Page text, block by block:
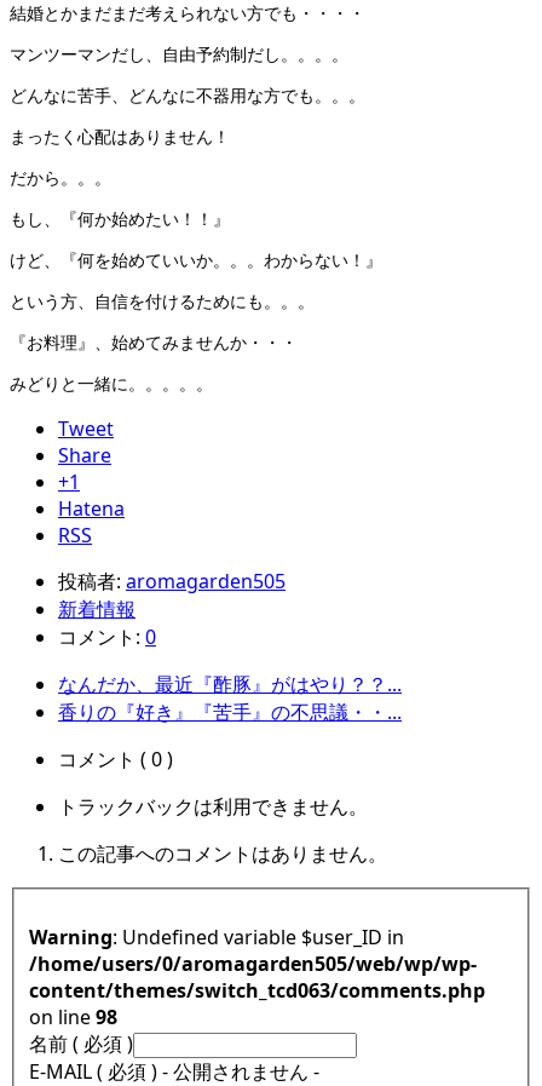
結婚とかまだまだ考えられない方でも・・・・
マンツーマンだし、自由予約制だし。。。。
どんなに苦手、どんなに不器用な方でも。。。
まったく心配はありません！
だから。。。
もし、『何か始めたい！！』
けど、『何を始めていいか。。。わからない！』
という方、自信を付けるためにも。。。
『お料理』、始めてみませんか・・・
みどりと一緒に。。。。。
Tweet
Share
+1
Hatena
RSS
投稿者: aromagarden505
新着情報
コメント: 0
なんだか、最近『酢豚』がはやり？？...
香りの『好き』『苦手』の不思議・・...
コメント ( 0 )
トラックバックは利用できません。
この記事へのコメントはありません。
Warning : Undefined variable $user_ID in
/home/users/0/aromagarden505/web/wp/wp-
content/themes/switch_tcd063/comments.php
on line98
名前 ( 必須 )
E-MAIL ( 必須 ) - 公開されません -